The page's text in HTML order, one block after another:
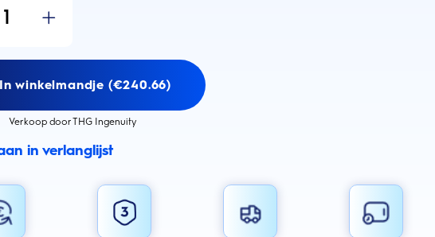
1
In winkelmandje (€240.66)
Verkoop door THG Ingenuity
in verlanglijst